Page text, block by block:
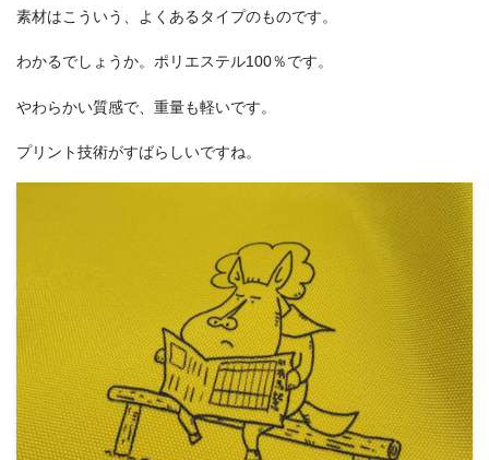
素材はこういう、よくあるタイプのものです。
わかるでしょうか。ポリエステル100％です。
やわらかい質感で、重量も軽いです。
プリント技術がすばらしいですね。